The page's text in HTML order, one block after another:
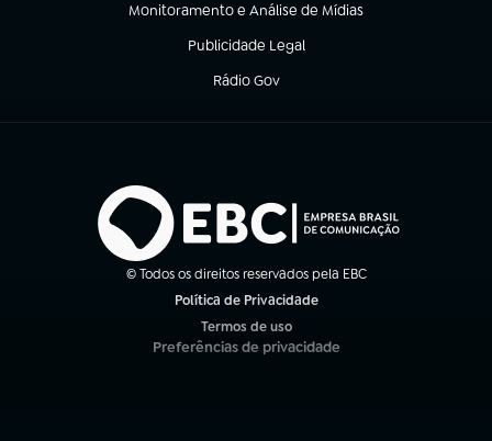
Monitoramento e Análise de Mídias
(abre em nova aba)
Publicidade Legal
(abre em nova aba)
Rádio Gov
(abre em nova aba)
© Todos os direitos reservados pela EBC
Política de Privacidade
Termos de uso
(abre em nova aba)
Preferências de privacidade